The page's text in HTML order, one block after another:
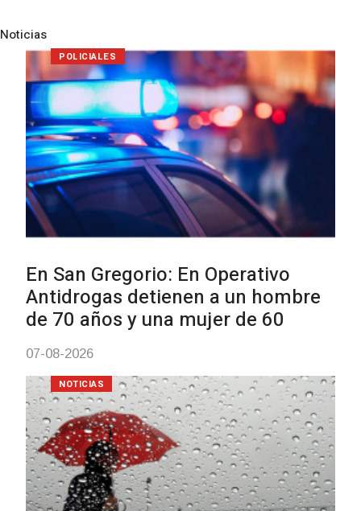
Noticias
Facultad de Artes llega a
con dos cursos de formación
03-08-2026
NOTICIAS
Clases de Muai Thai en
Charrúa
NOTICIAS
Turismo accesible para
con discapacidad y adultos
mayores
03-08-2026
NOTICIAS
Actualización sobre la agenda
vacunación contra el
meningococo
NOTICIAS